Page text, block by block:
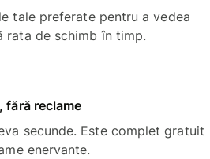
tale preferate pentru a vedea
rata de schimb în timp.
fără reclame
secunde. Este complet gratuit
enervante.